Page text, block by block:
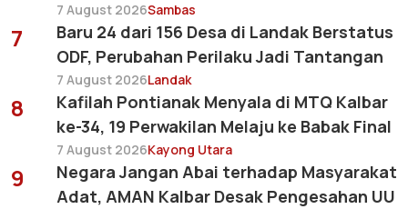
7 August 2026Sambas
7
Baru 24 dari 156 Desa di Landak Berstatus
ODF, Perubahan Perilaku Jadi Tantangan
7 August 2026Landak
8
Kafilah Pontianak Menyala di MTQ Kalbar
ke-34, 19 Perwakilan Melaju ke Babak Final
7 August 2026Kayong Utara
9
Negara Jangan Abai terhadap Masyarakat
Adat, AMAN Kalbar Desak Pengesahan UU